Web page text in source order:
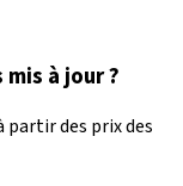
à jour ?
des prix des